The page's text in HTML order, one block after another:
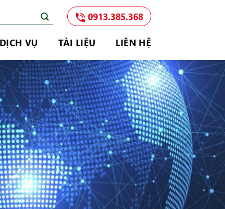
0913.385.368
DỊCH VỤ TÀI LIỆU LIÊN HỆ